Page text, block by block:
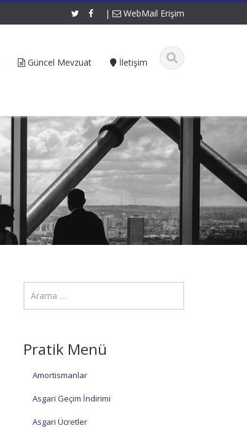
| WebMail Erişim
Güncel Mevzuat İletişim
Pratik Menü
Amortismanlar
Asgari Geçim İndirimi
Asgari Ücretler